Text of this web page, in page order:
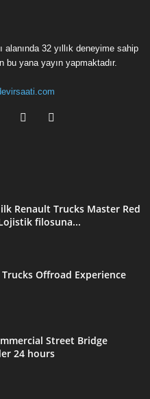
alanında 32 yıllık deneyime sahip
bu yana yayın yapmaktadır.
ilk Renault Trucks Master Red
Lojistik filosuna...
Offroad Experience
Street Bridge
24 hours